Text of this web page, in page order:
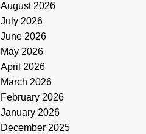
August 2026
July 2026
June 2026
May 2026
April 2026
March 2026
February 2026
January 2026
December 2025